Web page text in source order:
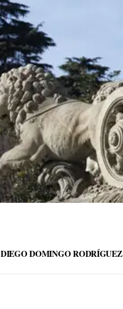
DIEGO DOMINGO RODRÍGUEZ